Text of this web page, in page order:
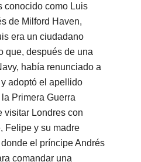
conocido como Luis
de Milford Haven,
era un ciudadano
que, después de una
había renunciado a
adoptó el apellido
Primera Guerra
visitar Londres con
Felipe y su madre
el príncipe Andrés
comandar una